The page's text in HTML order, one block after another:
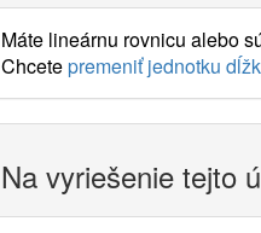
Máte lineárnu rovnicu alebo
Chcetepremeniť jednotku
Na vyriešenie tejto